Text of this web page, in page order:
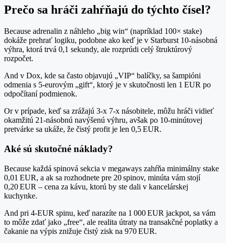
Prečo sa hráči zahŕňajú do týchto čísel?
Because adrenalin z náhleho „big win“ (napríklad 100× stake)
dokáže prehrať logiku, podobne ako keď je v Starburst 10‑násobná
výhra, ktorá trvá 0,1 sekundy, ale rozprúdi celý štruktúrový
rozpočet.
And v Dox, kde sa často objavujú „VIP“ balíčky, sa šampióni
odmenia s 5‑eurovým „gift“, ktorý je v skutočnosti len 1 EUR po
odpočítaní podmienok.
Or v prípade, keď sa zrážajú 3‑x 7‑x násobitele, môžu hráči vidieť
okamžitú 21‑násobnú navýšenú výhru, avšak po 10‑minútovej
pretvárke sa ukáže, že čistý profit je len 0,5 EUR.
Aké sú skutočné náklady?
Because každá spinová sekcia v megaways zahŕňa minimálny stake
0,01 EUR, a ak sa rozhodnete pre 20 spinov, minúta vám stojí
0,20 EUR – cena za kávu, ktorú by ste dali v kancelárskej
kuchynke.
And pri 4‑EUR spinu, keď narazíte na 1 000 EUR jackpot, sa vám
to môže zdať jako „free“, ale realita útraty na transakčné poplatky a
čakanie na výpis znižuje čistý zisk na 970 EUR.